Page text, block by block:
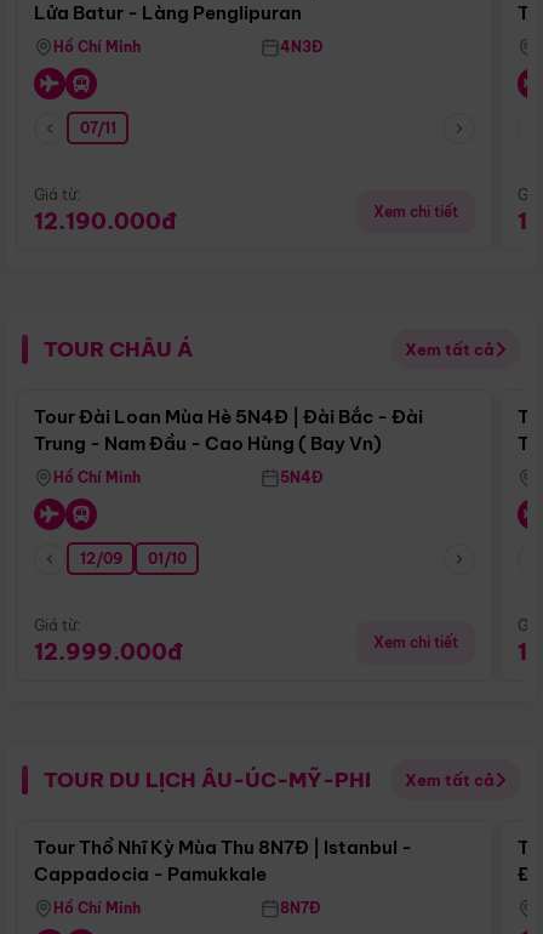
Lửa Batur - Làng Penglipuran
Hồ Chí Minh 4N3Đ
07/11
Giá từ:
12.190.000đ Xem chi tiết
TOUR CHÂU Á Xem tất cả
Điểm nổi bật
Tour Đài Loan Mùa Hè 5N4Đ | Đài Bắc - Đài
Trung - Nam Đầu - Cao Hùng ( Bay Vn)
Hồ Chí Minh 5N4Đ
12/09 01/10
Giá từ:
12.999.000đ Xem chi tiết
TOUR DU LỊCH ÂU-ÚC-MỸ-PHI Xem tất cả
Điểm nổi bật
Tour Thổ Nhĩ Kỳ Mùa Thu 8N7Đ | Istanbul -
Cappadocia - Pamukkale
Hồ Chí Minh 8N7Đ